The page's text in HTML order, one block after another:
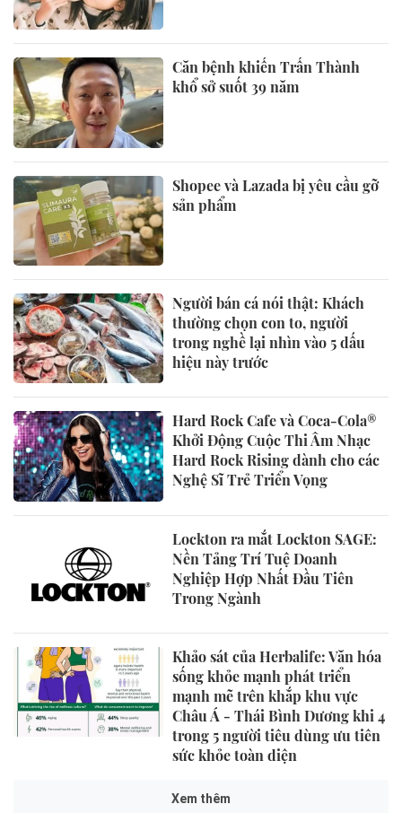
Căn bệnh khiến Trấn Thành
khổ sở suốt 39 năm
Shopee và Lazada bị yêu cầu gỡ
sản phẩm
Người bán cá nói thật: Khách
thường chọn con to, người
trong nghề lại nhìn vào 5 dấu
hiệu này trước
Hard Rock Cafe và Coca-Cola®
Khởi Động Cuộc Thi Âm Nhạc
Hard Rock Rising dành cho các
Nghệ Sĩ Trẻ Triển Vọng
Lockton ra mắt Lockton SAGE:
Nền Tảng Trí Tuệ Doanh
Nghiệp Hợp Nhất Đầu Tiên
Trong Ngành
Khảo sát của Herbalife: Văn hóa
sống khỏe mạnh phát triển
mạnh mẽ trên khắp khu vực
Châu Á - Thái Bình Dương khi 4
trong 5 người tiêu dùng ưu tiên
sức khỏe toàn diện
Xem thêm